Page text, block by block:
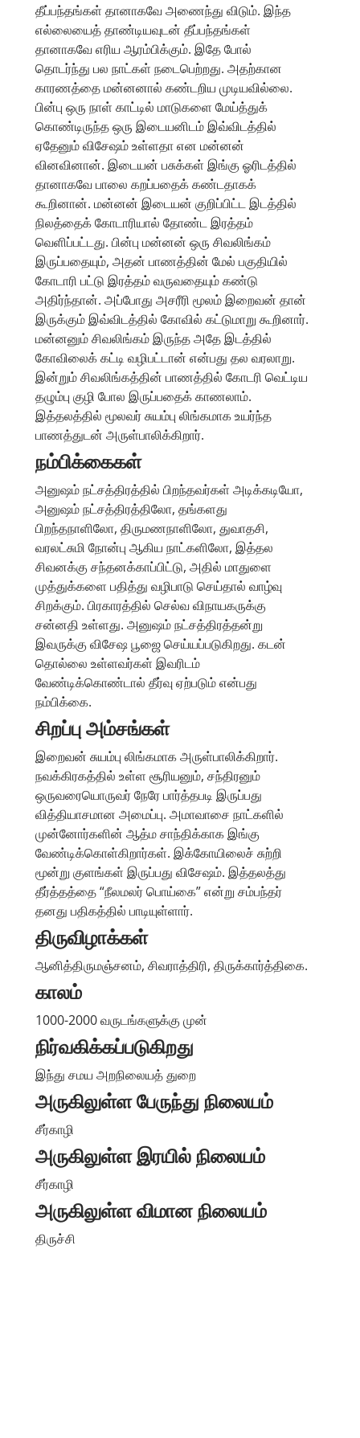
தீப்பந்தங்கள் தானாகவே அணைந்து விடும். இந்த
எல்லையைத் தாண்டியவுடன் தீப்பந்தங்கள்
தானாகவே எரிய ஆரம்பிக்கும். இதே போல்
தொடர்ந்து பல நாட்கள் நடைபெற்றது. அதற்கான
காரணத்தை மன்னனால் கண்டறிய முடியவில்லை.
பின்பு ஒரு நாள் காட்டில் மாடுகளை மேய்த்துக்
கொண்டிருந்த ஒரு இடையனிடம் இவ்விடத்தில்
ஏதேனும் விசேஷம் உள்ளதா என மன்னன்
வினவினான். இடையன் பசுக்கள் இங்கு ஓரிடத்தில்
தானாகவே பாலை கறப்பதைக் கண்டதாகக்
கூறினான். மன்னன் இடையன் குறிப்பிட்ட இடத்தில்
நிலத்தைக் கோடாரியால் தோண்ட இரத்தம்
வெளிப்பட்டது. பின்பு மன்னன் ஒரு சிவலிங்கம்
இருப்பதையும், அதன் பாணத்தின் மேல் பகுதியில்
கோடாரி பட்டு இரத்தம் வருவதையும் கண்டு
அதிர்ந்தான். அப்போது அசரீரி மூலம் இறைவன் தான்
இருக்கும் இவ்விடத்தில் கோவில் கட்டுமாறு கூறினார்.
மன்னனும் சிவலிங்கம் இருந்த அதே இடத்தில்
கோவிலைக் கட்டி வழிபட்டான் என்பது தல வரலாறு.
இன்றும் சிவலிங்கத்தின் பாணத்தில் கோடரி வெட்டிய
தழும்பு குழி போல இருப்பதைக் காணலாம்.
இத்தலத்தில் மூலவர் சுயம்பு லிங்கமாக உயர்ந்த
பாணத்துடன் அருள்பாலிக்கிறார்.
நம்பிக்கைகள்
அனுஷம் நட்சத்திரத்தில் பிறந்தவர்கள் அடிக்கடியோ,
அனுஷம் நட்சத்திரத்திலோ, தங்களது
பிறந்தநாளிலோ, திருமணநாளிலோ, துவாதசி,
வரலட்சுமி நோன்பு ஆகிய நாட்களிலோ, இத்தல
சிவனக்கு சந்தனக்காப்பிட்டு, அதில் மாதுளை
முத்துக்களை பதித்து வழிபாடு செய்தால் வாழ்வு
சிறக்கும். பிரகாரத்தில் செல்வ விநாயகருக்கு
சன்னதி உள்ளது. அனுஷம் நட்சத்திரத்தன்று
இவருக்கு விசேஷ பூஜை செய்யப்படுகிறது. கடன்
தொல்லை உள்ளவர்கள் இவரிடம்
வேண்டிக்கொண்டால் தீர்வு ஏற்படும் என்பது
நம்பிக்கை.
சிறப்பு அம்சங்கள்
இறைவன் சுயம்பு லிங்கமாக அருள்பாலிக்கிறார்.
நவக்கிரகத்தில் உள்ள சூரியனும், சந்திரனும்
ஒருவரையொருவர் நேரே பார்த்தபடி இருப்பது
வித்தியாசமான அமைப்பு. அமாவாசை நாட்களில்
முன்னோர்களின் ஆத்ம சாந்திக்காக இங்கு
வேண்டிக்கொள்கிறார்கள். இக்கோயிலைச் சுற்றி
மூன்று குளங்கள் இருப்பது விசேஷம். இத்தலத்து
தீர்த்தத்தை “நீலமலர் பொய்கை” என்று சம்பந்தர்
தனது பதிகத்தில் பாடியுள்ளார்.
திருவிழாக்கள்
ஆனித்திருமஞ்சனம், சிவராத்திரி, திருக்கார்த்திகை.
காலம்
1000-2000 வருடங்களுக்கு முன்
நிர்வகிக்கப்படுகிறது
இந்து சமய அறநிலையத் துறை
அருகிலுள்ள பேருந்து நிலையம்
சீர்காழி
அருகிலுள்ள இரயில் நிலையம்
சீர்காழி
அருகிலுள்ள விமான நிலையம்
திருச்சி